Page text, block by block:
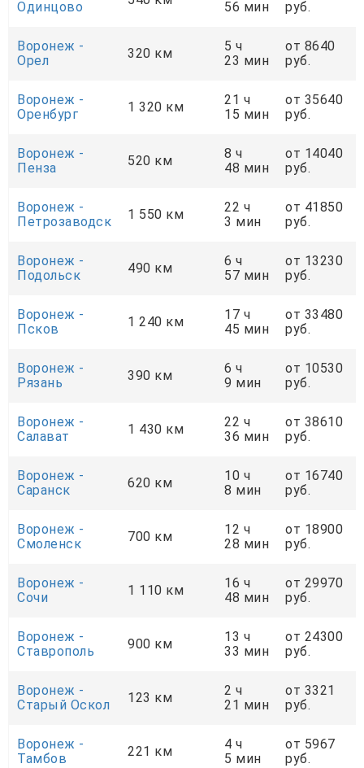
Одинцово
56 мин
руб.
Воронеж -
Орел
320 км
5 ч
23 мин
от 8640
руб.
Воронеж -
Оренбург
1 320 км
21 ч
15 мин
от 35640
руб.
Воронеж -
Пенза
520 км
8 ч
48 мин
от 14040
руб.
Воронеж -
Петрозаводск
1 550 км
22 ч
3 мин
от 41850
руб.
Воронеж -
Подольск
490 км
6 ч
57 мин
от 13230
руб.
Воронеж -
Псков
1 240 км
17 ч
45 мин
от 33480
руб.
Воронеж -
Рязань
390 км
6 ч
9 мин
от 10530
руб.
Воронеж -
Салават
1 430 км
22 ч
36 мин
от 38610
руб.
Воронеж -
Саранск
620 км
10 ч
8 мин
от 16740
руб.
Воронеж -
Смоленск
700 км
12 ч
28 мин
от 18900
руб.
Воронеж -
Сочи
1 110 км
16 ч
48 мин
от 29970
руб.
Воронеж -
Ставрополь
900 км
13 ч
33 мин
от 24300
руб.
Воронеж -
Старый Оскол
123 км
2 ч
21 мин
от 3321
руб.
Воронеж -
Тамбов
221 км
4 ч
5 мин
от 5967
руб.